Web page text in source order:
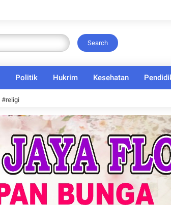
Search
Politik Hukrim Kesehatan
#religi